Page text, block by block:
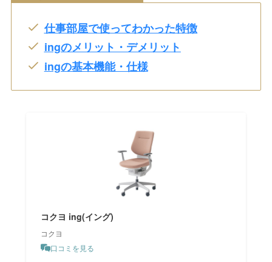
仕事部屋で使ってわかった特徴
ingのメリット・デメリット
ingの基本機能・仕様
コクヨ ing(イング)
コクヨ
口コミを見る